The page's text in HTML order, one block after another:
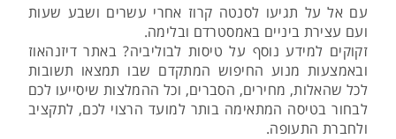
עם אל על תגיעו לסנטה קרוז אחרי עשרים ושבע שעות
ועם עצירת ביניים באמסטרדם ובלימה.
זקוקים למידע נוסף על טיסות לבוליביה? באתר דיזנהאוז
ובאמצעות מנוע החיפוש המתקדם שבו תמצאו תשובות
לכל שהאלות, מחירים, הסברים, וכל ההמלצות שיסייעו לכם
לבחור בטיסה המתאימה בותר למועד הרצוי לכם, לתקציב
ולחברת התעופה.